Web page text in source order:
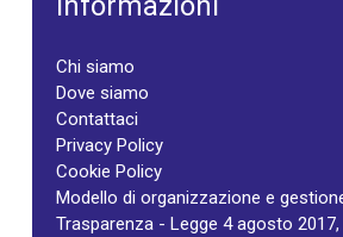
Chi siamo
Dove siamo
Contattaci
Privacy Policy
Cookie Policy
Modello di organizzazione e
Trasparenza - Legge 4 agosto 2017,